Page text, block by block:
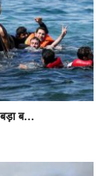
ब...